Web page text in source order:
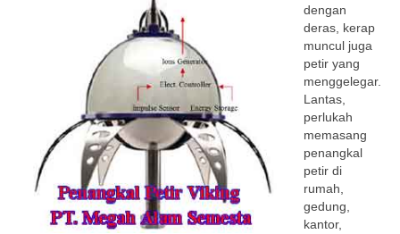
dengan
deras, kerap
muncul juga
petir yang
menggelegar.
Lantas,
perlukah
memasang
penangkal
petir di
rumah,
gedung,
kantor,